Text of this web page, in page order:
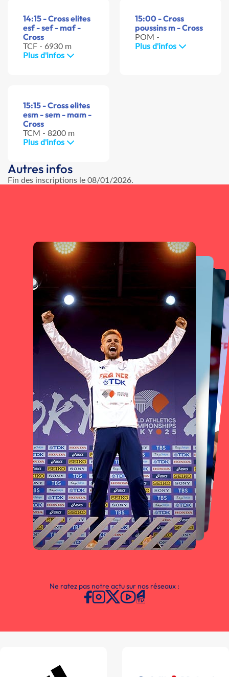
14:15 - Cross elites
esf - sef - maf -
Cross
TCF - 6930 m
Plus d'infos
15:00 - Cross
poussins m - Cross
POM -
Plus d'infos
15:15 - Cross elites
esm - sem - mam -
Cross
TCM - 8200 m
Plus d'infos
Autres infos
Fin des inscriptions le 08/01/2026.
Ne ratez pas notre actu sur nos réseaux :